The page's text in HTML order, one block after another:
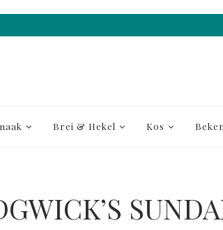
Brei & Hekel Kos